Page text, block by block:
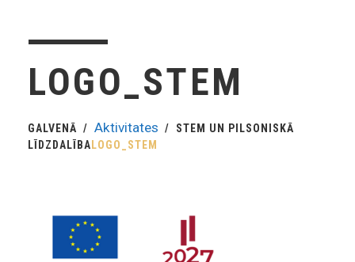
LOGO_STEM
GALVENĀ Aktivitates
STEM UN PILSONISKĀ
LĪDZDALĪBA LOGO_STEM